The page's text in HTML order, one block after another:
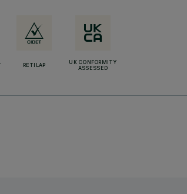
RETILAP
UK CONFORMITY
ASSESSED